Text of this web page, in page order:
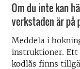
Om du inte kan
verkstaden är på
Meddela i
instruktioner. Ett
kodlås finns